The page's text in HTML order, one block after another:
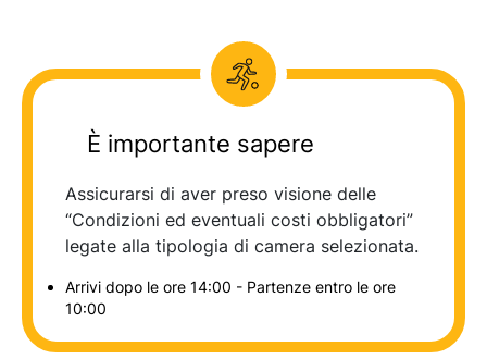
È importante sapere
Assicurarsi di aver preso visione delle
“Condizioni ed eventuali costi obbligatori”
legate alla tipologia di camera selezionata.
Arrivi dopo le ore 14:00 - Partenze entro le ore
10:00